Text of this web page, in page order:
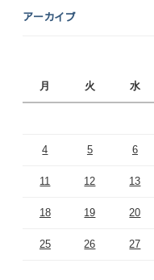
アーカイブ
月 火 水
4 5 6
11 12 13
18 19 20
25 26 27